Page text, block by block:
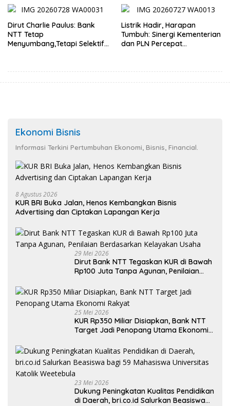
Dirut Charlie Paulus: Bank
NTT Tetap
Menyumbang,Tetapi Selektif
Listrik Hadir, Harapan
Tumbuh: Sinergi Kementerian
dan PLN Percepat
Ekonomi Bisnis
Informasi Terkini Pertumbuhan Ekonomi, Bisnis, Financial.
8 Agustus 2026
KUR BRI Buka Jalan, Henos Kembangkan Bisnis
Advertising dan Ciptakan Lapangan Kerja
29 Mei 2026
Dirut Bank NTT Tegaskan KUR di Bawah
Rp100 Juta Tanpa Agunan, Penilaian
25 Mei 2026
KUR Rp350 Miliar Disiapkan, Bank NTT
Target Jadi Penopang Utama Ekonomi
23 Mei 2026
Dukung Peningkatan Kualitas Pendidikan
di Daerah, bri.co.id Salurkan Beasiswa